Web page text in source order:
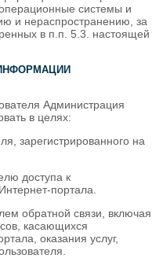
системы и
и нераспространению, за
в п.п. 5.3. настоящей
Администрация
в целях:
зарегистрированного на
доступа к
портала.
обратной связи, включая
касающихся
оказания услуг,